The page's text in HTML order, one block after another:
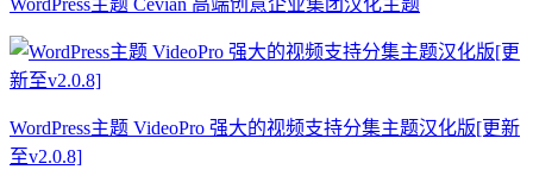
WordPress主题 VideoPro 强大的视频支持分集主题汉化版[更新
至v2.0.8]